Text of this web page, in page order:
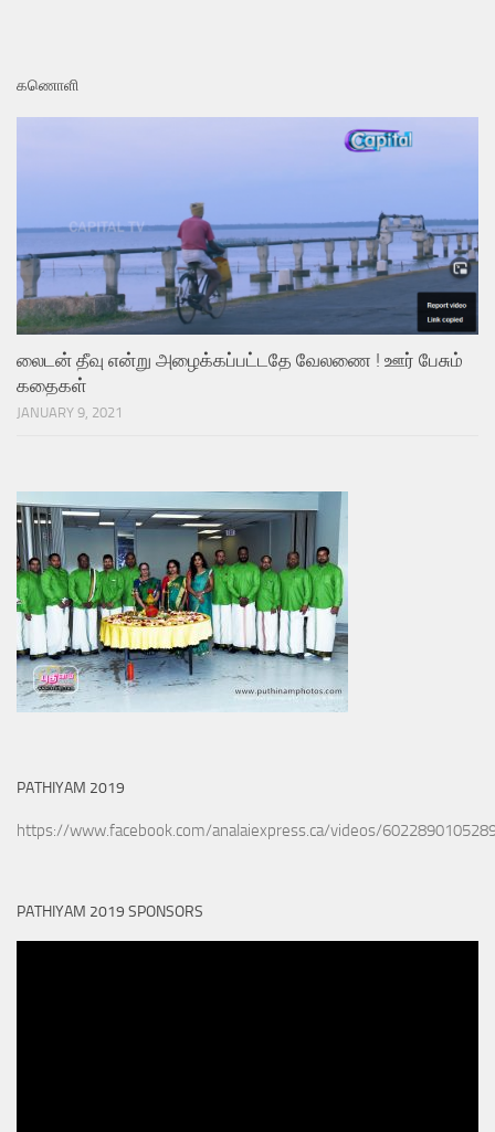
கணொளி
லைடன் தீவு என்று அழைக்கப்பட்டதே வேலணை ! ஊர் பேசும்
கதைகள்
JANUARY 9, 2021
PATHIYAM 2019
https://www.facebook.com/analaiexpress.ca/videos/
PATHIYAM 2019 SPONSORS